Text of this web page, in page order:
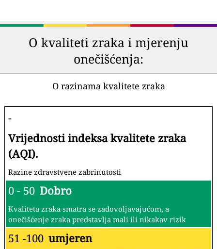
O kvaliteti zraka i mjerenju
onečišćenja:
O razinama kvalitete zraka
-
Vrijednosti indeksa kvalitete zraka
(AQI).
Razine zdravstvene zabrinutosti
0 - 50 Dobro
Kvaliteta zraka smatra se zadovoljavajućom, a
onečišćenje zraka predstavlja mali ili nikakav rizik
51 -100 umjeren